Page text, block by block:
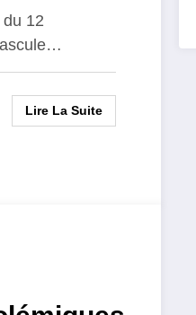
12
Lire La Suite